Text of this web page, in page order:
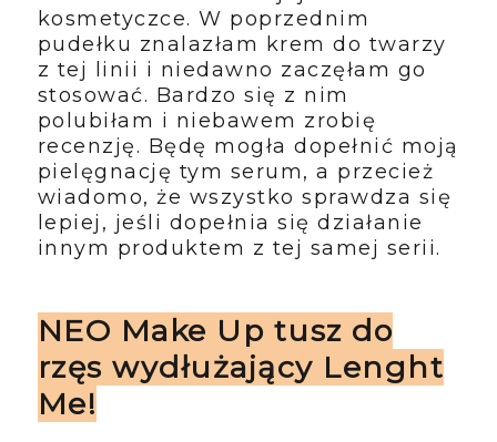
kosmetyczce. W poprzednim
pudełku znalazłam krem do twarzy
z tej linii i niedawno zaczęłam go
stosować. Bardzo się z nim
polubiłam i niebawem zrobię
recenzję. Będę mogła dopełnić moją
pielęgnację tym serum, a przecież
wiadomo, że wszystko sprawdza się
lepiej, jeśli dopełnia się działanie
innym produktem z tej samej serii.
NEO Make Up tusz do
rzęs wydłużający Lenght
Me!